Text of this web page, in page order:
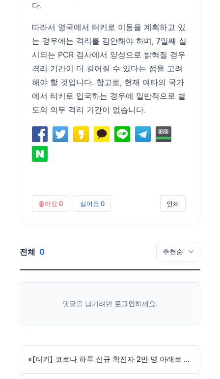
다.
따라서 영국에서 터키로 이동을 계획하고 있
는 경우에는 격리를 감안해야 하며, 7일째 실
시되는 PCR 검사에서 양성으로 밝혀질 경우
격리 기간이 더 길어질 수 있다는 점을 고려
해야 할 것입니다. 참고로, 현재 여타의 국가
에서 터키로 입국하는 경우에 일반적으로 별
도의 의무 격리 기간이 없습니다.
좋아요 0 싫어요 0 인쇄
전체 0
댓글을 남기려면 로그인하세요.
« [터키] 코로나 하루 신규 확진자 2만 명 아래로 감소